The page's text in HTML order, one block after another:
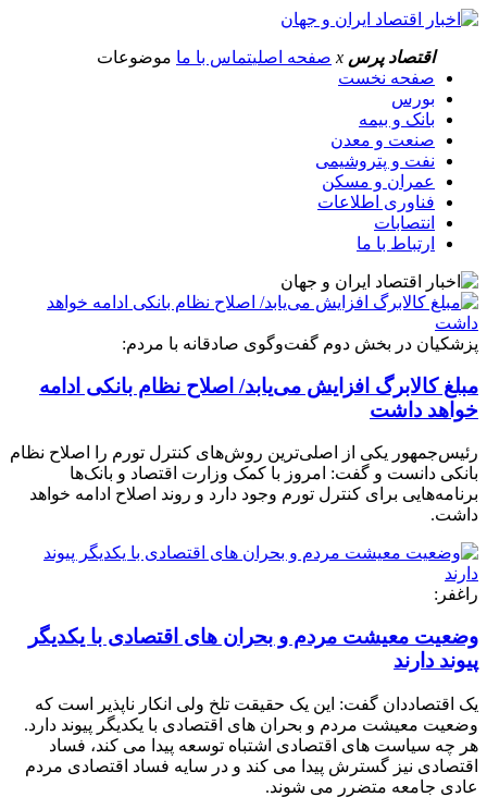
اقتصاد پرس x صفحه اصلیتماس با ما موضوعات
صفحه نخست
بورس
بانک و بیمه
صنعت و معدن
نفت و پتروشیمی
عمران و مسکن
فناوری اطلاعات
انتصابات
ارتباط با ما
پزشکیان در بخش دوم گفت‌وگوی صادقانه با مردم:
مبلغ کالابرگ افزایش می‌یابد/ اصلاح نظام بانکی ادامه
خواهد داشت
رئیس‌جمهور یکی از اصلی‌ترین روش‌های کنترل تورم را اصلاح نظام
بانکی دانست و گفت: امروز با کمک وزارت اقتصاد و بانک‌ها
برنامه‌هایی برای کنترل تورم وجود دارد و روند اصلاح ادامه خواهد
داشت.
راغفر:
وضعیت معیشت مردم و بحران های اقتصادی با یکدیگر
پیوند دارند
یک اقتصاددان گفت: این یک حقیقت تلخ ولی انکار ناپذیر است که
وضعیت معیشت مردم و بحران های اقتصادی با یکدیگر پیوند دارد.
هر چه سیاست های اقتصادی اشتباه توسعه پیدا می کند، فساد
اقتصادی نیز گسترش پیدا می کند و در سایه فساد اقتصادی مردم
عادی جامعه متضرر می شوند.